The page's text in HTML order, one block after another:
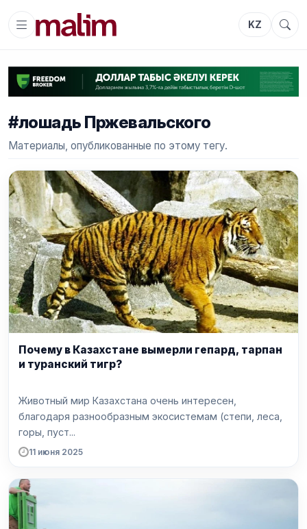
KZ
#лошадь Пржевальского
Материалы, опубликованные по этому тегу.
Почему в Казахстане вымерли гепард, тарпан
и туранский тигр?
Животный мир Казахстана очень интересен,
благодаря разнообразным экосистемам (степи, леса,
горы, пуст...
11 июня 2025